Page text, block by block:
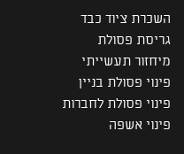
השכרת ציוד כבד
גריסת פסולת
מיחזור תעשייתי
פינוי פסולת בניין
פינוי פסולת לחברות
פינוי אשפה